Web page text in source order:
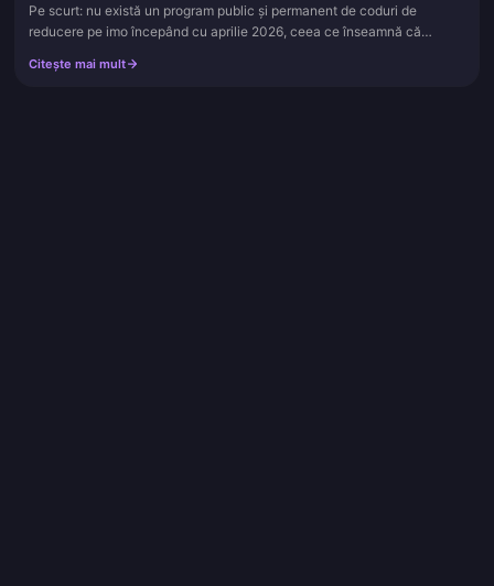
Pe scurt: nu există un program public și permanent de coduri de
reducere pe imo începând cu aprilie 2026, ceea ce înseamnă că
Citește mai mult